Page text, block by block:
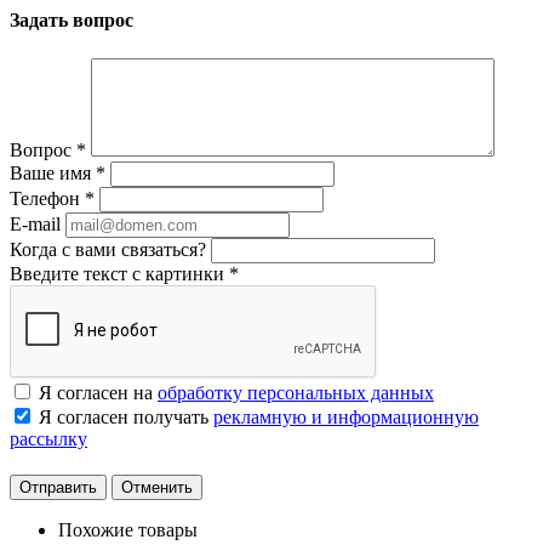
Задать вопрос
Вопрос *
Ваше имя *
Телефон *
E-mail
Когда с вами связаться?
Введите текст с картинки *
Я согласен на обработку персональных данных
Я согласен получать рекламную и информационную
рассылку
Отменить
Похожие товары